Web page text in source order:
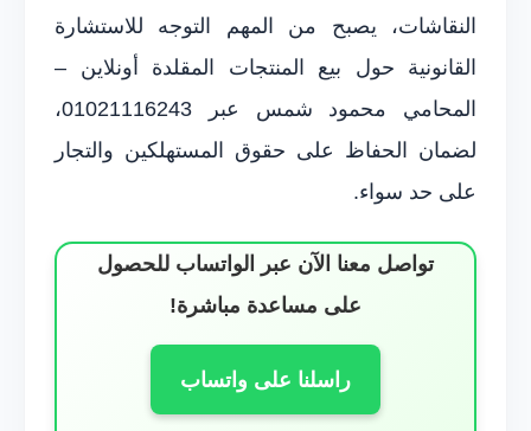
النقاشات، يصبح من المهم التوجه للاستشارة
القانونية حول بيع المنتجات المقلدة أونلاين –
المحامي محمود شمس عبر 01021116243،
لضمان الحفاظ على حقوق المستهلكين والتجار
على حد سواء.
تواصل معنا الآن عبر الواتساب للحصول
على مساعدة مباشرة!
راسلنا على واتساب